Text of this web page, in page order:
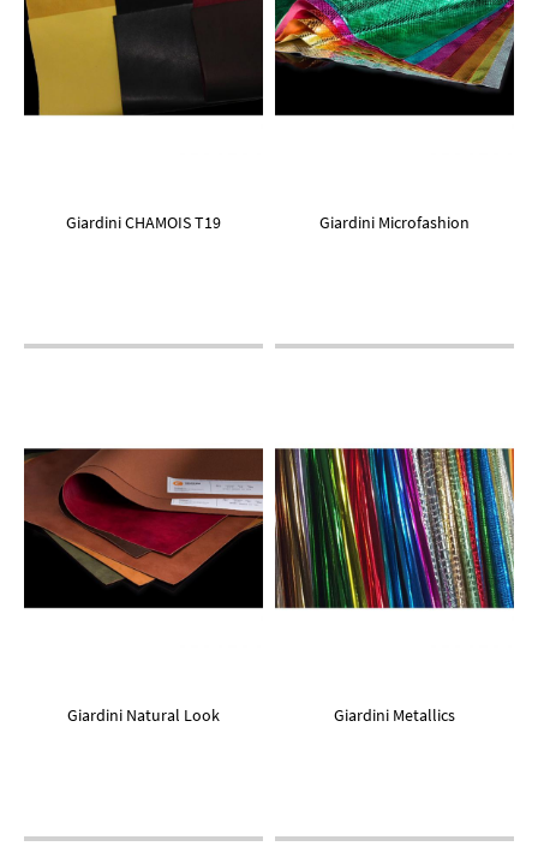
Giardini CHAMOIS T19 Giardini Microfashion
Giardini Natural Look Giardini Metallics